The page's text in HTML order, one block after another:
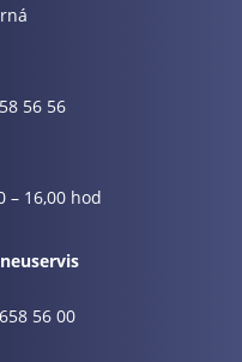
56 56
– 16,00 hod
56 00